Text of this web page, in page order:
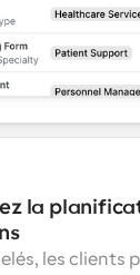
la
les clients